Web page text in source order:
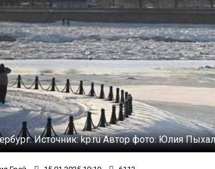
Источник:kp.ruАвтор фото:Юлия